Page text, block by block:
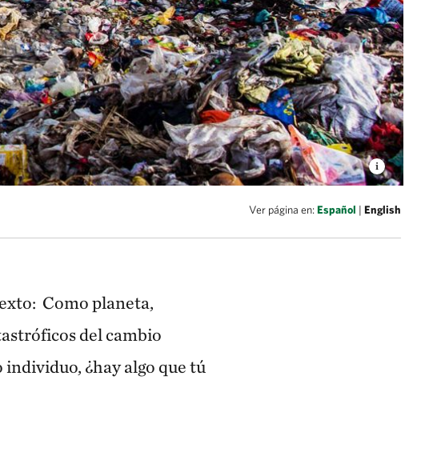
Ver página en:Español | English
Como planeta,
del cambio
¿hay algo que tú